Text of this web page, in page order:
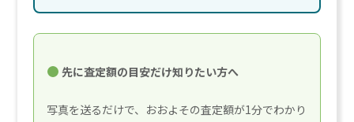
先に査定額の目安だけ知りたい方へ
写真を送るだけで、おおよその査定額が1分でわかり